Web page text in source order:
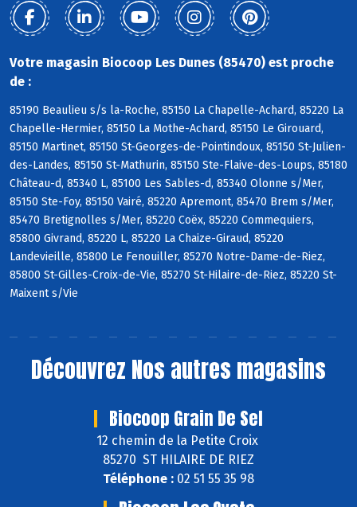
Votre magasin Biocoop Les Dunes (85470) est proche
de :
85190 Beaulieu s/s la-Roche, 85150 La Chapelle-Achard, 85220 La
Chapelle-Hermier, 85150 La Mothe-Achard, 85150 Le Girouard,
85150 Martinet, 85150 St-Georges-de-Pointindoux, 85150 St-Julien-
des-Landes, 85150 St-Mathurin, 85150 Ste-Flaive-des-Loups, 85180
Château-d, 85340 L, 85100 Les Sables-d, 85340 Olonne s/Mer,
85150 Ste-Foy, 85150 Vairé, 85220 Apremont, 85470 Brem s/Mer,
85470 Bretignolles s/Mer, 85220 Coëx, 85220 Commequiers,
85800 Givrand, 85220 L, 85220 La Chaize-Giraud, 85220
Landevieille, 85800 Le Fenouiller, 85270 Notre-Dame-de-Riez,
85800 St-Gilles-Croix-de-Vie, 85270 St-Hilaire-de-Riez, 85220 St-
Maixent s/Vie
Découvrez Nos autres magasins
Biocoop Grain De Sel
12 chemin de la Petite Croix
85270 ST HILAIRE DE RIEZ
Téléphone : 02 51 55 35 98